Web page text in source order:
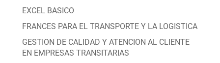
EXCEL BASICO
FRANCES PARA EL TRANSPORTE Y LA LOGISTICA
GESTION DE CALIDAD Y ATENCION AL CLIENTE
EN EMPRESAS TRANSITARIAS